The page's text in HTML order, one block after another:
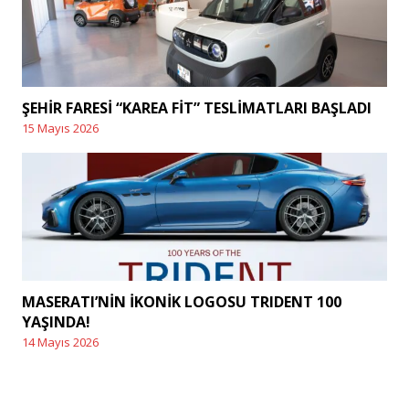
ŞEHİR FARESİ “KAREA FİT” TESLİMATLARI BAŞLADI
Posted
on
15 Mayıs 2026
MASERATI’NİN İKONİK LOGOSU TRIDENT 100
YAŞINDA!
Posted
14 Mayıs 2026